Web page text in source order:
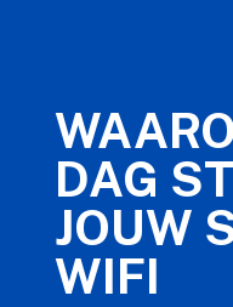
DAG
JOUW
WIFI